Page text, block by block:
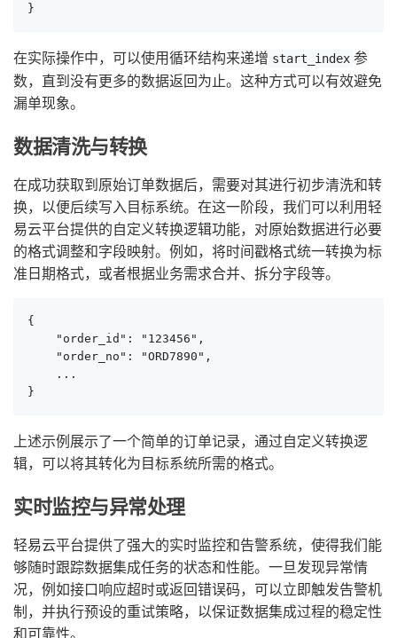
}
在实际操作中，可以使用循环结构来递增 start_index 参
数，直到没有更多的数据返回为止。这种方式可以有效避免
漏单现象。
数据清洗与转换
在成功获取到原始订单数据后，需要对其进行初步清洗和转
换，以便后续写入目标系统。在这一阶段，我们可以利用轻
易云平台提供的自定义转换逻辑功能，对原始数据进行必要
的格式调整和字段映射。例如，将时间戳格式统一转换为标
准日期格式，或者根据业务需求合并、拆分字段等。
{
    "order_id": "123456",
    "order_no": "ORD7890",
    ...
}
上述示例展示了一个简单的订单记录，通过自定义转换逻
辑，可以将其转化为目标系统所需的格式。
实时监控与异常处理
轻易云平台提供了强大的实时监控和告警系统，使得我们能
够随时跟踪数据集成任务的状态和性能。一旦发现异常情
况，例如接口响应超时或返回错误码，可以立即触发告警机
制，并执行预设的重试策略，以保证数据集成过程的稳定性
和可靠性。